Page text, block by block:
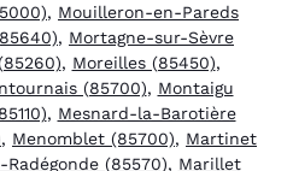
, Mouilleron-en-Pareds
, Mortagne-sur-Sèvre
, Moreilles (85450),
(85700), Montaigu
, Mesnard-la-Barotière
, Menomblet (85700), Martinet
(85570), Marillet